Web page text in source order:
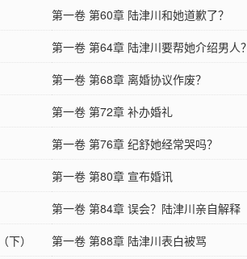
第一卷 第60章 陆津川和她道歉了？
第一卷 第64章 陆津川要帮她介绍男人？
第一卷 第68章 离婚协议作废？
第一卷 第72章 补办婚礼
第一卷 第76章 纪舒她经常哭吗？
第一卷 第80章 宣布婚讯
第一卷 第84章 误会？陆津川亲自解释
） 第一卷 第88章 陆津川表白被骂